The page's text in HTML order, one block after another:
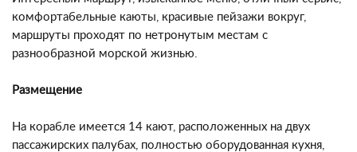
комфортабельные каюты, красивые пейзажи вокруг,
маршруты проходят по нетронутым местам с
разнообразной морской жизнью.
Размещение
На корабле имеется 14 кают, расположенных на двух
пассажирских палубах, полностью оборудованная кухня,